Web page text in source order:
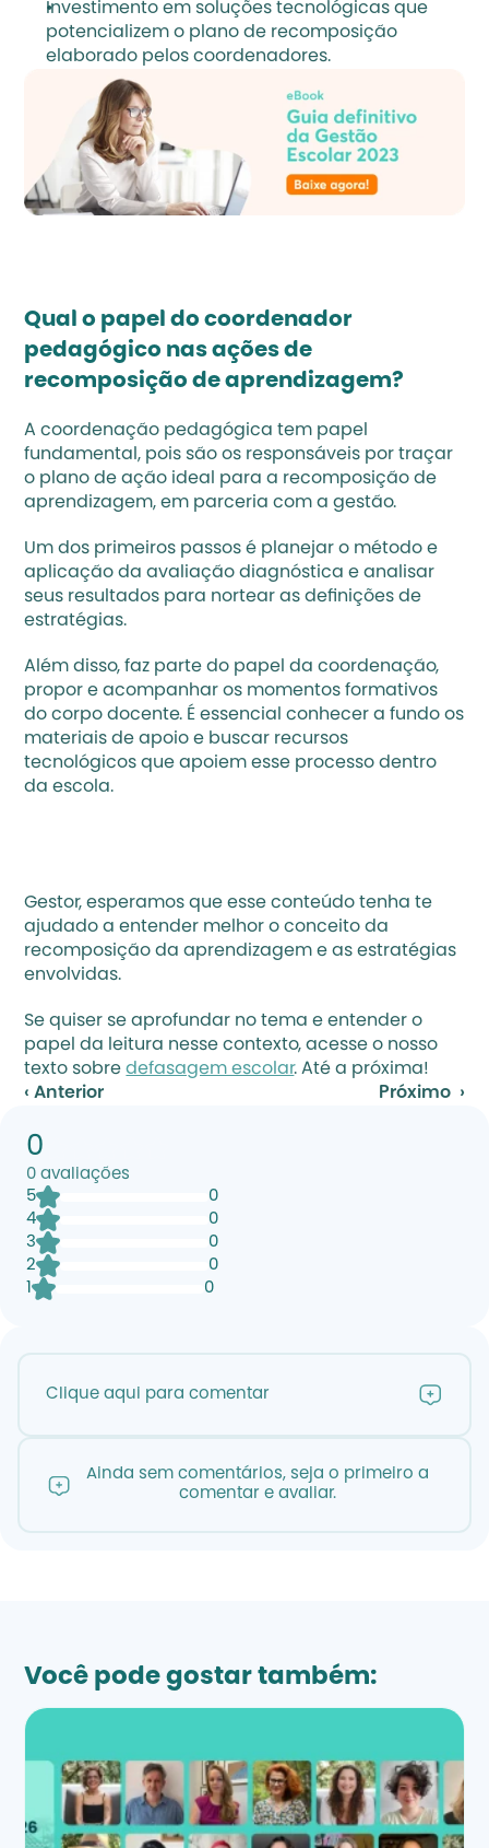
Investimento em soluções tecnológicas que
potencializem o plano de recomposição
elaborado pelos coordenadores.
Qual o papel do coordenador
pedagógico nas ações de
recomposição de aprendizagem?
A coordenação pedagógica tem papel
fundamental, pois são os responsáveis por traçar
o plano de ação ideal para a recomposição de
aprendizagem, em parceria com a gestão.
Um dos primeiros passos é planejar o método e
aplicação da avaliação diagnóstica e analisar
seus resultados para nortear as definições de
estratégias.
Além disso, faz parte do papel da coordenação,
propor e acompanhar os momentos formativos
do corpo docente. É essencial conhecer a fundo os
materiais de apoio e buscar recursos
tecnológicos que apoiem esse processo dentro
da escola.
Gestor, esperamos que esse conteúdo tenha te
ajudado a entender melhor o conceito da
recomposição da aprendizagem e as estratégias
envolvidas.
Se quiser se aprofundar no tema e entender o
papel da leitura nesse contexto, acesse o nosso
texto sobre defasagem escolar. Até a próxima!
‹ Anterior
Próximo  ›
0
0 avaliações
5
0
4
0
3
0
2
0
0
Clique aqui para comentar
Ainda sem comentários, seja o primeiro a
comentar e avaliar.
Você pode gostar também: